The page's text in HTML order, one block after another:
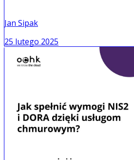
Jan Sipak
25 lutego 2025